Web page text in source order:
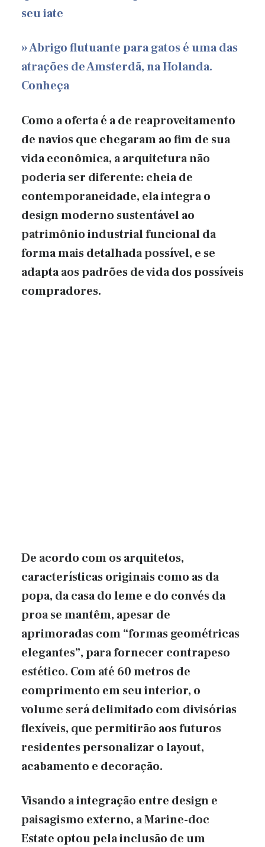
seu iate
» Abrigo flutuante para gatos é uma das
atrações de Amsterdã, na Holanda.
Conheça
Como a oferta é a de reaproveitamento
de navios que chegaram ao fim de sua
vida econômica, a arquitetura não
poderia ser diferente: cheia de
contemporaneidade, ela integra o
design moderno sustentável ao
patrimônio industrial funcional da
forma mais detalhada possível, e se
adapta aos padrões de vida dos possíveis
compradores.
De acordo com os arquitetos,
características originais como as da
popa, da casa do leme e do convés da
proa se mantêm, apesar de
aprimoradas com “formas geométricas
elegantes”, para fornecer contrapeso
estético. Com até 60 metros de
comprimento em seu interior, o
volume será delimitado com divisórias
flexíveis, que permitirão aos futuros
residentes personalizar o layout,
acabamento e decoração.
Visando a integração entre design e
paisagismo externo, a Marine-doc
Estate optou pela inclusão de um